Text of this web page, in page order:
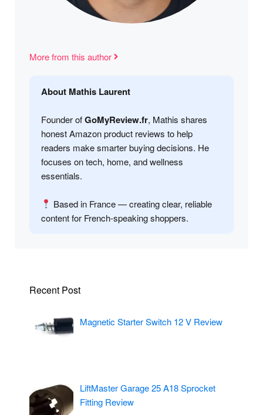
More from this author
About Mathis Laurent
Founder ofGoMyReview.fr, Mathis shares
honest Amazon product reviews to help
readers make smarter buying decisions. He
focuses on tech, home, and wellness
essentials.
Based in France — creating clear, reliable
content for French-speaking shoppers.
Recent Post
Magnetic Starter Switch 12 V Review
LiftMaster Garage 25 A18 Sprocket
Fitting Review